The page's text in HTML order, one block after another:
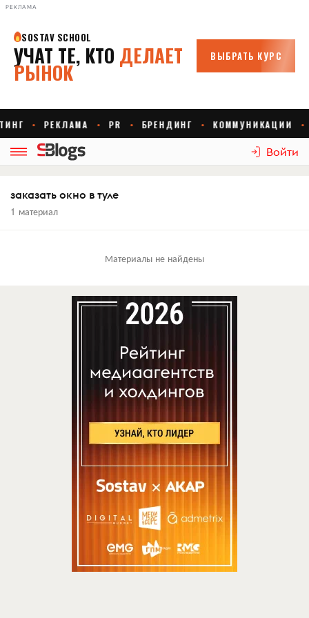
РЕКЛАМА
Войти
заказать окно в туле
1 материал
Материалы не найдены